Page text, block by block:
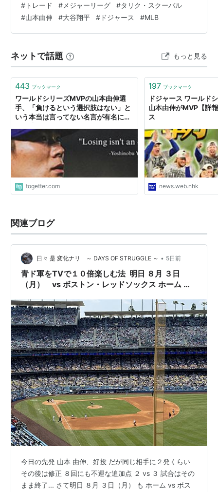
タリク・スクーバル投手を獲得したと正式発表しまし
た。ワールドシリーズ3連覇を目指すチームの超大型補
強、そして電撃合流を果たした現地の模様や舞台裏の事
ス・試合の事実まとめ 2. ファンの反応・リアルな声 3.
私の感想 1. 今回のニュース…
# トレード # メジャーリーグ #タリク・スクーバル
#山本由伸 #大谷翔平 # ドジャース #MLB
ネットで話題 もっと見る
443 ブックマーク
ワールドシリーズMVPの山本由伸選
手、「負けるという選択肢はない」と
いう本当は言ってない名言が有名にな
togetter.com
197 ブックマーク
ドジャース ワールド
山本由伸がMVP【詳
ス
news.web.nhk
関連ブログ
日々 是 変化ナリ ～ DAYS OF STRUGGLE ～ • 5日前
青ド軍をTVで１０倍楽しむ法 明日 ８月 ３日
（月） vs ボストン・レッドソックス ホーム 最
今日の先発 山本 由伸、好投 だが同じ相手に２発くらい
その後は修正 ８回にも不運な追加点 ２ vs ３ 試合はその
まま終了... さて明日 ８月 ３日（月） も ホーム vs ボス